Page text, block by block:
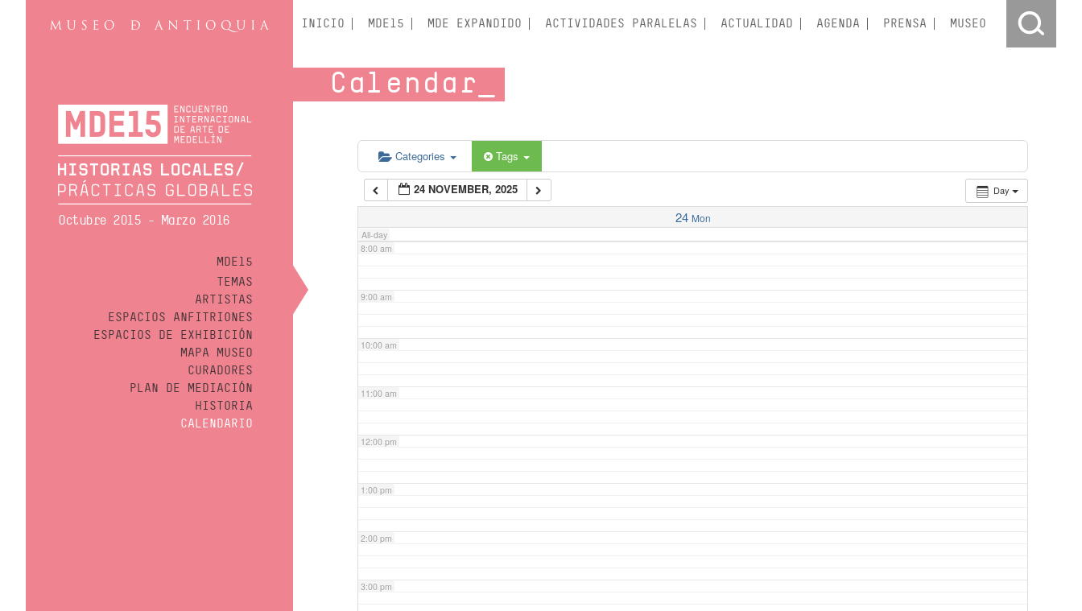
Octubre 2015 - Marzo 2016
MDE15
TEMAS
ARTISTAS
ESPACIOS ANFITRIONES
ESPACIOS DE EXHIBICIÓN
MAPA MUSEO
CURADORES
PLAN DE MEDIACIÓN
HISTORIA
CALENDARIO
INICIO MDE15 MDE EXPANDIDO ACTIVIDADES PARALELAS ACTUALIDAD AGENDA PRENSA MUSEO
Calendar
Categories Tags
Day
24 NOVEMBER, 2025
24 Mon
All-day
5:00 am
6:00 am
7:00 am
8:00 am
9:00 am
10:00 am
11:00 am
12:00 pm
1:00 pm
2:00 pm
3:00 pm